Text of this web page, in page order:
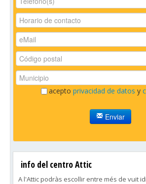
acepto privacidad de datos y
Enviar
info del centro Attic
A l'Attic podràs escollir entre més de vuit